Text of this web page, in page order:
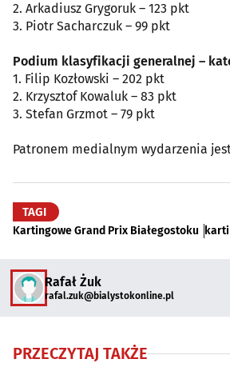
2. Arkadiusz Grygoruk – 123 pkt
3. Piotr Sacharczuk – 99 pkt
Podium klasyfikacji generalnej –
1. Filip Kozłowski – 202 pkt
2. Krzysztof Kowaluk – 83 pkt
3. Stefan Grzmot – 79 pkt
Patronem medialnym wydarzenia
TAGI
Kartingowe Grand Prix Białegostoku
Rafał Żuk
rafal.zuk@bialystokonline.pl
PRZECZYTAJ TAKŻE